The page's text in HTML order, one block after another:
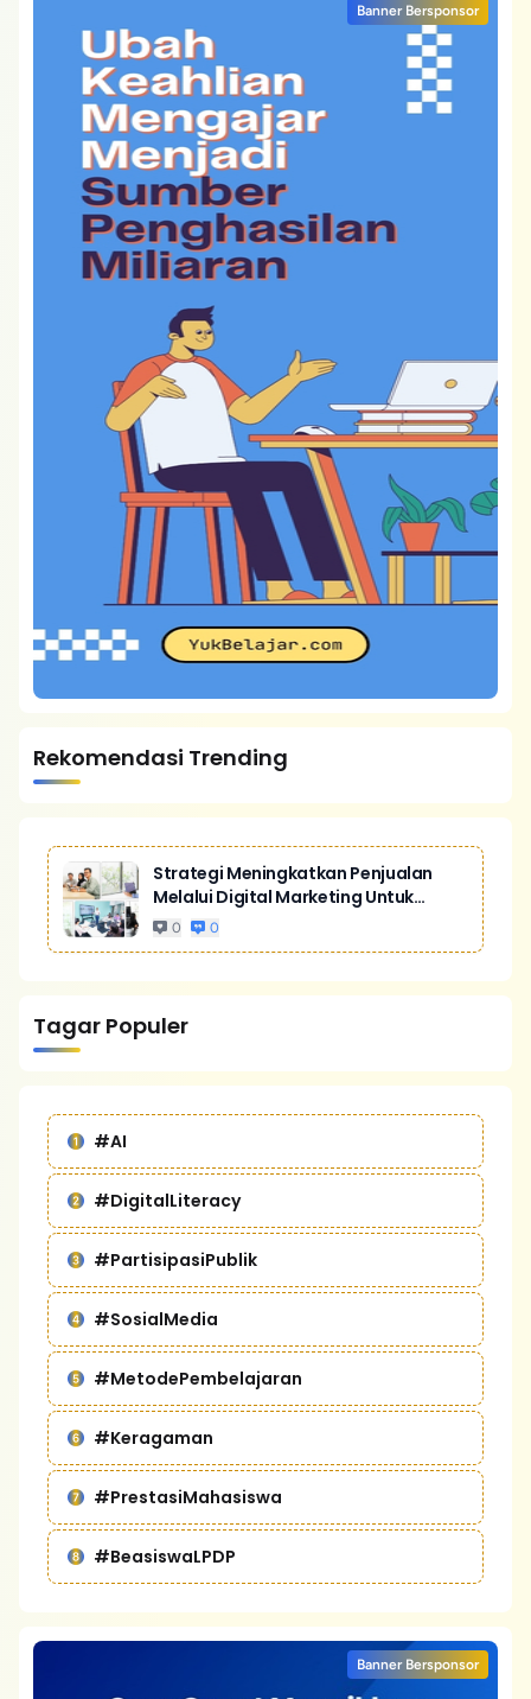
Banner Bersponsor
Rekomendasi Trending
Strategi Meningkatkan Penjualan
Melalui Digital Marketing Untuk
Bisnis Yang Lebih Kompetitif
0 0
Tagar Populer
#AI
#DigitalLiteracy
#PartisipasiPublik
#SosialMedia
#MetodePembelajaran
#Keragaman
#PrestasiMahasiswa
#BeasiswaLPDP
Banner Bersponsor